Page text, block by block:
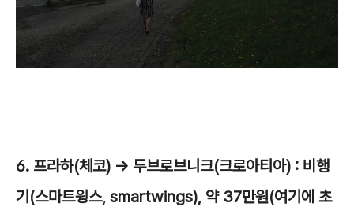
6. 프라하(체코) -> 두브로브니크(크로아티아) : 비행
기(스마트윙스, smartwings), 약 37만원(여기에 초